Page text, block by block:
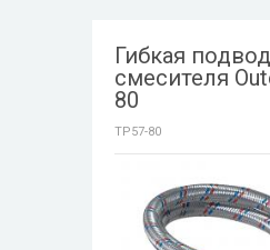
Гибкая
смесителя
80
TP57-80